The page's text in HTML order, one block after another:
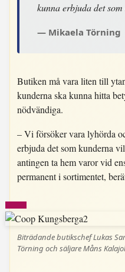
kunna erbjuda det
Mikaela Törning
Butiken må vara liten till
kunderna ska kunna hitta
nödvändiga.
– Vi försöker vara lyhörda
erbjuda det som kunderna
antingen ta hem varor vid
permanent i sortimentet,
Biträdande butikschef Lukas
Törning och säljare Måns